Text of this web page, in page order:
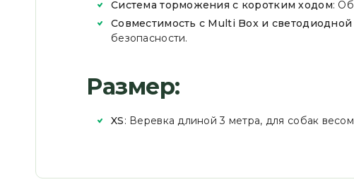
Система торможения с коротким ходом:
Совместимость с Multi Box и
безопасности.
Размер:
XS: Веревка длиной 3 метра, для собак